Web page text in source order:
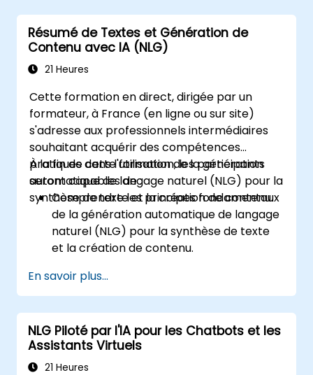
Résumé de Textes et Génération de
Contenu avec IA (NLG)
21 Heures
Cette formation en direct, dirigée par un
formateur, à France (en ligne ou sur site)
s'adresse aux professionnels intermédiaires
souhaitant acquérir des compétences
pratiques dans l'utilisation de la génération
automatique de langage naturel (NLG) pour la
synthèse de texte et la création de contenu.
À la fin de cette formation, les participants
seront capables de :
Comprendre les principes fondamentaux
de la génération automatique de langage
naturel (NLG) pour la synthèse de texte
et la création de contenu.
résumer de grands documents et articles.
Utiliser des modèles NLG pré-entraînés
comme GPT pour la création de contenu.
Appliquer des techniques avancées pour
affiner les modèles NLG pour des tâches
spécifiques de génération de contenu.
En savoir plus...
NLG Piloté par l'IA pour les Chatbots et les
Assistants Virtuels
21 Heures